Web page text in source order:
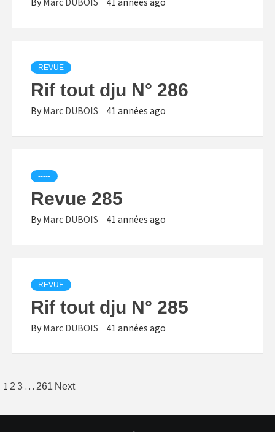
REVUE
Rif tout dju N° 286
By Marc DUBOIS 41 années ago
-----
Revue 285
By Marc DUBOIS 41 années ago
REVUE
Rif tout dju N° 285
By Marc DUBOIS 41 années ago
Posts
1 2 3 … 261 Next